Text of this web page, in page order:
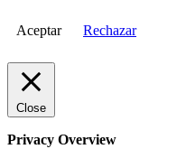
Aceptar Rechazar
Close
Privacy Overview